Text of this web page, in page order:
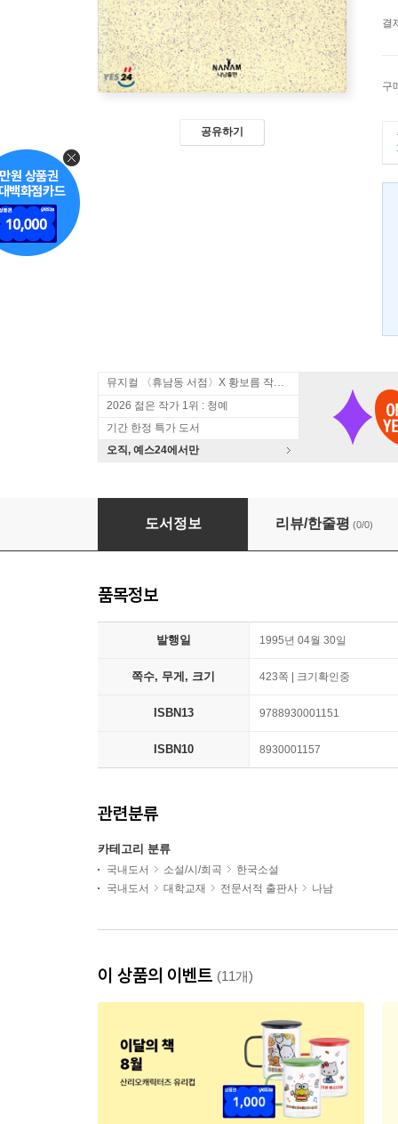
공유하기
결
구
뮤지컬 〈휴남동 서점〉X 황보름 작가 북토크
2026 젊은 작가 1위 : 청예
기간 한정 특가 도서
오직, 예스24에서만
다시 만날 때 까지
도서정보 리뷰/한줄평 (0/0)
품목정보
발행일 1995년 04월 30일
쪽수, 무게, 크기 423쪽 | 크기확인중
ISBN13 9788930001151
ISBN10 8930001157
관련분류
카테고리 분류
국내도서 소설/시/희곡
한국소설
국내도서
대학교재 전문서적 출판사 나남
이 상품의 이벤트 (11개)